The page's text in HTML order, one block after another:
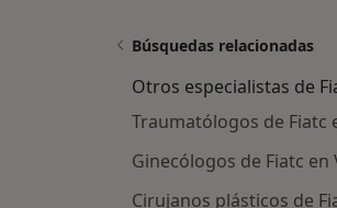
Búsquedas relacionadas
Otros especialistas de
Traumatólogos de Fiatc
Ginecólogos de Fiatc en
Cirujanos plásticos de